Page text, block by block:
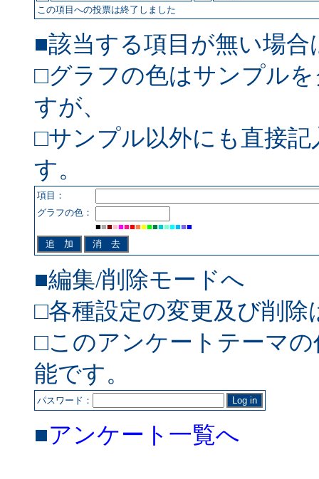
この項目への投票は終了しました
■該当する項目が無い場
□グラフの色はサンプル
すが、
□サンプル以外にも直接
す。
項目：
グラフの色：
■■■■■■■■■■■■■■■■■
■編集/削除モードへ
□各種設定の変更及び削除
□このアンケートテーマ
能です。
パスワード：
■アンケート一覧へ